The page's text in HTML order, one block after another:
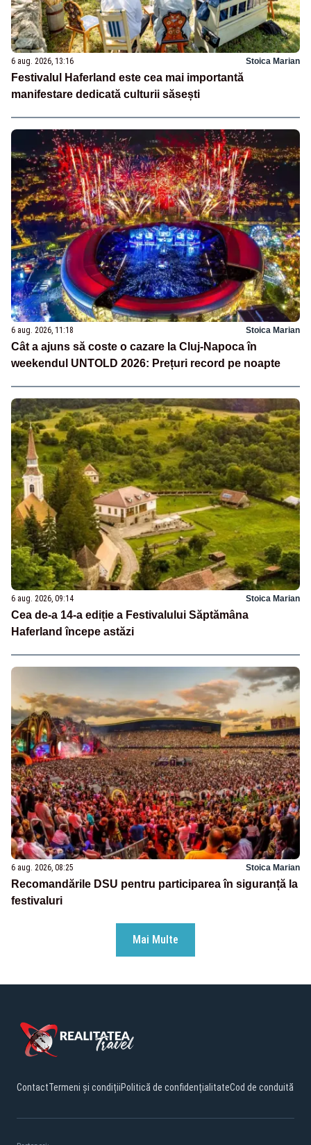
6 aug. 2026, 13:16 Stoica Marian
Festivalul Haferland este cea mai importantă
manifestare dedicată culturii săsești
6 aug. 2026, 11:18 Stoica Marian
Cât a ajuns să coste o cazare la Cluj-Napoca în
weekendul UNTOLD 2026: Prețuri record pe noapte
6 aug. 2026, 09:14 Stoica Marian
Cea de-a 14-a ediție a Festivalului Săptămâna
Haferland începe astăzi
6 aug. 2026, 08:25 Stoica Marian
Recomandările DSU pentru participarea în siguranță la
festivaluri
Mai Multe
ContactTermeni și condițiiPolitică de confidențialitateCod de conduită